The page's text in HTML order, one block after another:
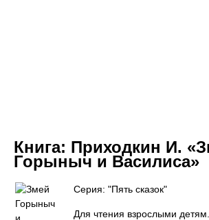
Книга: Приходкин И.
Горыныч и Василиса»
Серия: "Пять сказок"
Для чтения взрослыми детям.